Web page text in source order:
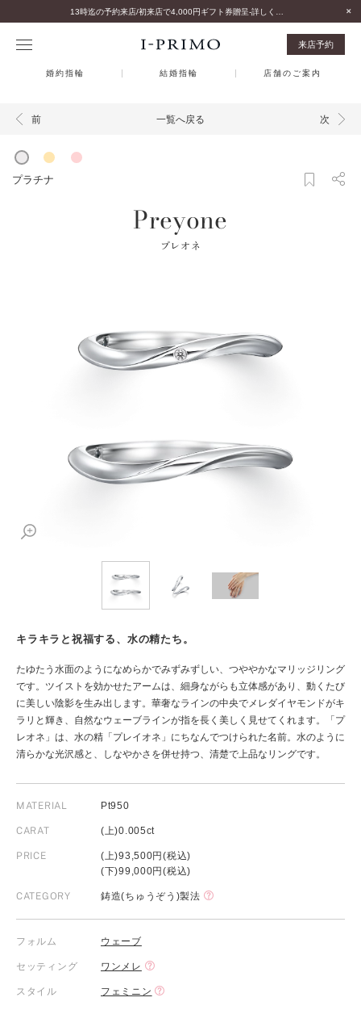
来店予約
婚約指輪 結婚指輪 店舗のご案内
前 一覧へ戻る 次
プラチナ
Preyone
プレオネ
キラキラと祝福する、水の精たち。
たゆたう水面のようになめらかでみずみずしい、つややかなマリッジリング
です。ツイストを効かせたアームは、細身ながらも立体感があり、動くたび
に美しい陰影を生み出します。華奢なラインの中央でメレダイヤモンドがキ
ラリと輝き、自然なウェーブラインが指を長く美しく見せてくれます。「プ
レオネ」は、水の精「プレイオネ」にちなんでつけられた名前。水のように
清らかな光沢感と、しなやかさを併せ持つ、清楚で上品なリングです。
MATERIAL Pt950
CARAT (上)0.005ct
PRICE
(上)93,500円(税込)
(下)99,000円(税込)
CATEGORY 鋳造(ちゅうぞう)製法
フォルム ウェーブ
セッティング ワンメレ
スタイル フェミニン